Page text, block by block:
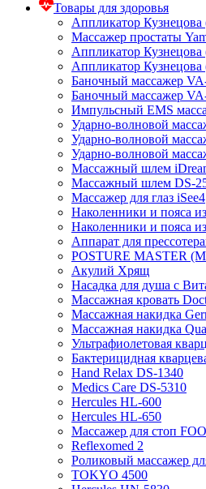
Товары для здоровья
Аппликатор
Массажер простаты
Аппликатор
Аппликатор
Баночный массажер
Баночный массажер
Импульсный EMS
Ударно-волновой
Ударно-волновой
Ударно-волновой
Массажный шлем
Массажный шлем DS-
Массажер для глаз iSee4
Наколенники и пояса
Наколенники и пояса
Аппарат для
POSTURE MASTER
Акулий Хрящ
Насадка для душа с
Массажная кровать
Массажная накидка
Массажная накидка
Ультрафиолетовая
Бактерицидная
Hand Relax DS-1340
Medics Care DS-5310
Hercules HL-600
Hercules HL-650
Массажер для стоп
Reflexomed 2
Роликовый массажер
TOKYO 4500